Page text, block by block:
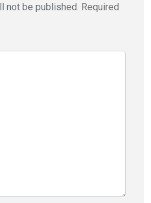
not be published. Required